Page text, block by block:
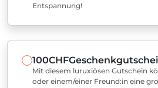
Entspannung!
100CHF
Mit diesem luruxiösen Gutschein
oder einem/einer Freund:in eine